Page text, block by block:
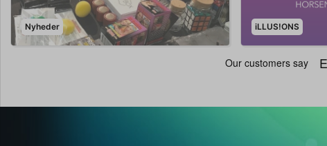
Nyheder iLLUS!ONS